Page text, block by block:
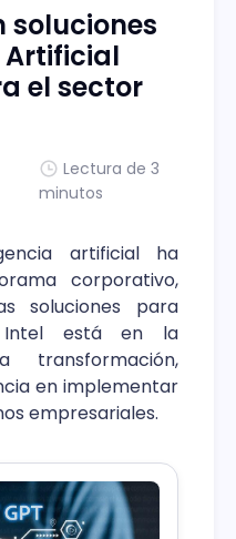
soluciones
Artificial
el sector
Lectura de 3
minutos
artificial ha
corporativo,
soluciones para
Intel está en la
transformación,
en implementar
empresariales.